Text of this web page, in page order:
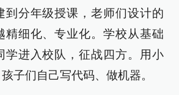
到分年级授课，老师们设计的
精细化、专业化。学校从基础
学进入校队，征战四方。用小
子们自己写代码、做机器。